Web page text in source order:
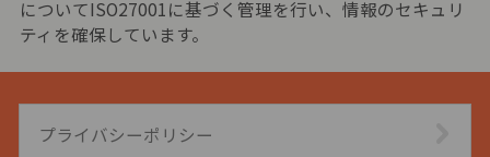
についてISO27001に基づく管理を行い、情報のセキュリ
ティを確保しています。
プライバシーポリシー